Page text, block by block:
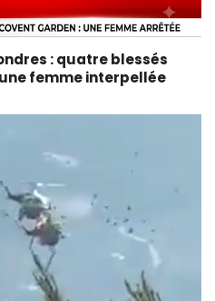
: quatre blessés
femme interpellée